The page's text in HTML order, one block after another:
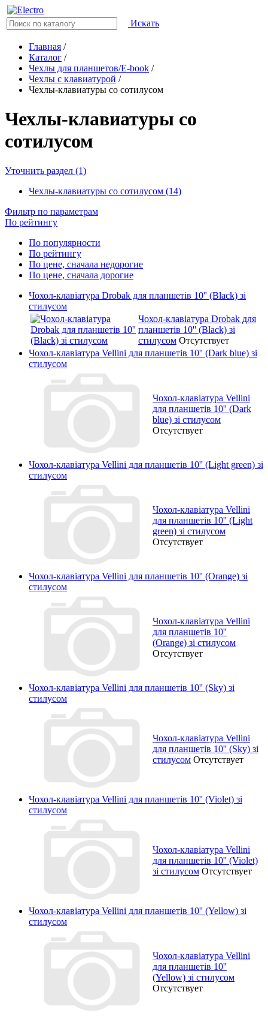
Искать
Главная /
Каталог /
Чехлы для планшетов/E-book /
Чехлы с клавиатурой /
Чехлы-клавиатуры со сотилусом
Чехлы-клавиатуры со
сотилусом
Уточнить раздел (1)
Чехлы-клавиатуры со сотилусом (14)
Фильтр по параметрам
По рейтингу
По популярности
По рейтингу
По цене, сначала недорогие
По цене, сначала дорогие
Чохол-клавіатура Drobak для планшетів 10'' (Black) зі
стилусом
Чохол-клавіатура Drobak для
планшетів 10'' (Black) зі
стилусом Отсутствует
Чохол-клавіатура Vellini для планшетів 10'' (Dark blue) зі
стилусом
Чохол-клавіатура Vellini
для планшетів 10'' (Dark
blue) зі стилусом
Отсутствует
Чохол-клавіатура Vellini для планшетів 10'' (Light green) зі
стилусом
Чохол-клавіатура Vellini
для планшетів 10'' (Light
green) зі стилусом
Отсутствует
Чохол-клавіатура Vellini для планшетів 10'' (Orange) зі
стилусом
Чохол-клавіатура Vellini
для планшетів 10''
(Orange) зі стилусом
Отсутствует
Чохол-клавіатура Vellini для планшетів 10'' (Sky) зі
стилусом
Чохол-клавіатура Vellini
для планшетів 10'' (Sky) зі
стилусом Отсутствует
Чохол-клавіатура Vellini для планшетів 10'' (Violet) зі
стилусом
Чохол-клавіатура Vellini
для планшетів 10'' (Violet)
зі стилусом Отсутствует
Чохол-клавіатура Vellini для планшетів 10'' (Yellow) зі
стилусом
Чохол-клавіатура Vellini
для планшетів 10''
(Yellow) зі стилусом
Отсутствует